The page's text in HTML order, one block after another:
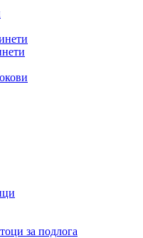
за подлога